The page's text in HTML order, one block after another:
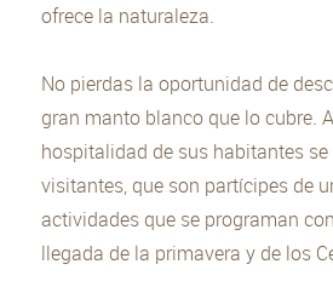
ofrece la naturaleza.
No pierdas la oportunidad de
gran manto blanco que lo cubre.
hospitalidad de sus habitantes
visitantes, que son partícipes de
actividades que se programan
llegada de la primavera y de los